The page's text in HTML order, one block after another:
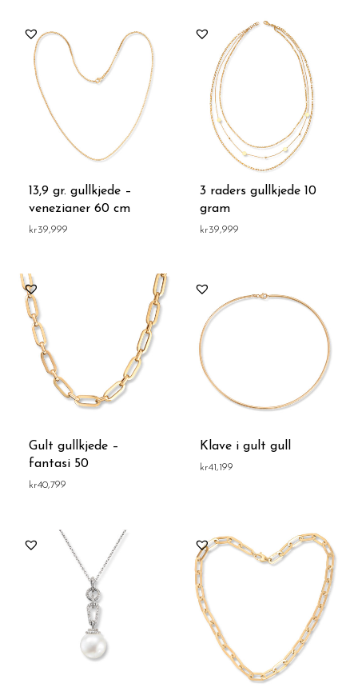
13,9 gr. gullkjede –
venezianer 60 cm
kr39,999
3 raders gullkjede 10
gram
kr39,999
Gult gullkjede –
fantasi 50
kr40,799
Klave i gult gull
kr41,199